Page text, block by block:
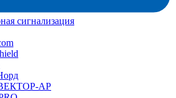
сигнализация
АР